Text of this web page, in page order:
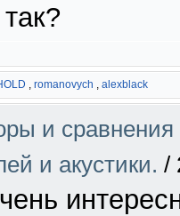
, romanovych , alexblack
и
и акустики. /